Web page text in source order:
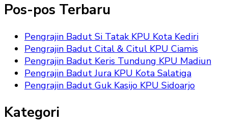
Pos-pos Terbaru
Pengrajin Badut Si Tatak KPU Kota Kediri
Pengrajin Badut Cital & Citul KPU Ciamis
Pengrajin Badut Keris Tundung KPU Madiun
Pengrajin Badut Jura KPU Kota Salatiga
Pengrajin Badut Guk Kasijo KPU Sidoarjo
Kategori